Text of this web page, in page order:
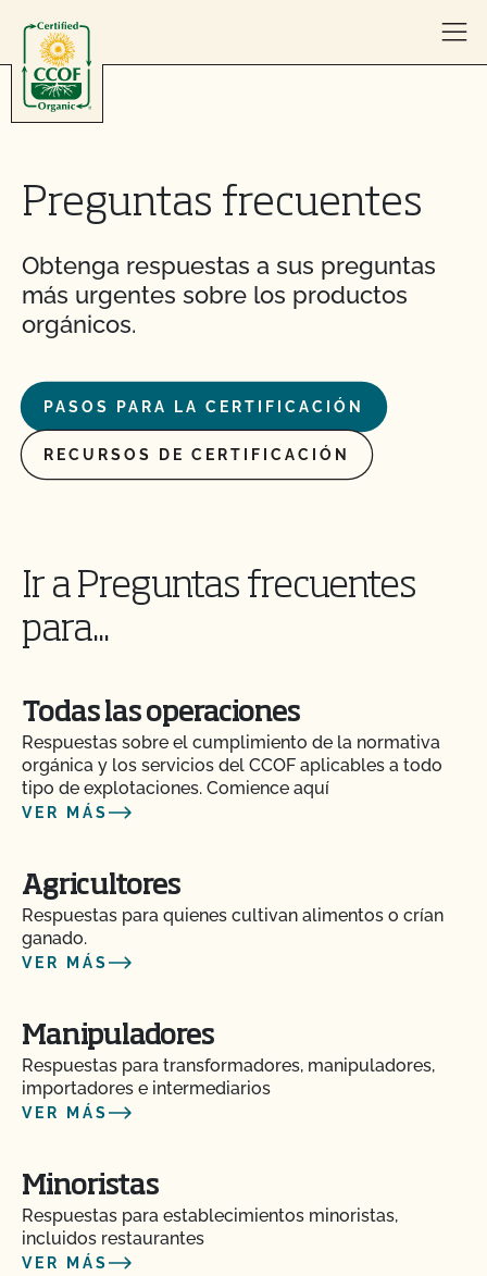
Preguntas frecuentes
Obtenga respuestas a sus preguntas
más urgentes sobre los productos
orgánicos.
PASOS PARA LA CERTIFICACIÓN
RECURSOS DE CERTIFICACIÓN
Ir a Preguntas frecuentes
para...
Todas las operaciones
Respuestas sobre el cumplimiento de la normativa
orgánica y los servicios del CCOF aplicables a todo
tipo de explotaciones. Comience aquí
VER MÁS
Agricultores
Respuestas para quienes cultivan alimentos o crían
ganado.
VER MÁS
Manipuladores
Respuestas para transformadores, manipuladores,
importadores e intermediarios
VER MÁS
Minoristas
Respuestas para establecimientos minoristas,
incluidos restaurantes
VER MÁS